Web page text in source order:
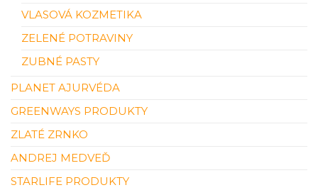
VLASOVÁ KOZMETIKA
ZELENÉ POTRAVINY
ZUBNÉ PASTY
PLANET AJURVÉDA
GREENWAYS PRODUKTY
ZLATÉ ZRNKO
ANDREJ MEDVEĎ
STARLIFE PRODUKTY